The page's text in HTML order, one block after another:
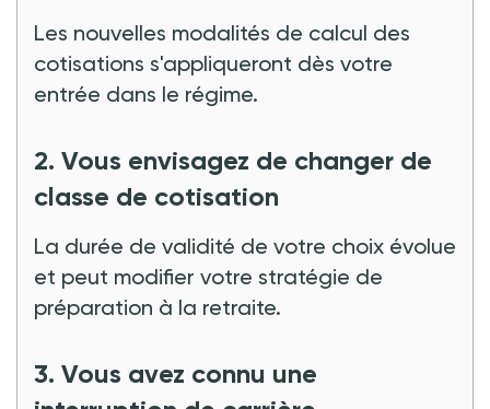
Les nouvelles modalités de calcul des
cotisations s'appliqueront dès votre
entrée dans le régime.
2. Vous envisagez de changer de
classe de cotisation
La durée de validité de votre choix évolue
et peut modifier votre stratégie de
préparation à la retraite.
3. Vous avez connu une